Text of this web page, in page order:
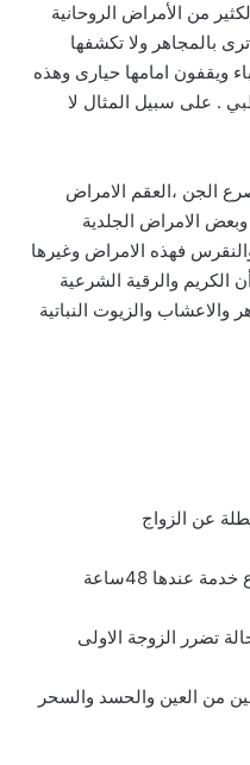
من الأمراض الروحانية
بالمجاهر ولا تكشفها
ويقفون امامها حيارى وهذه
. على سبيل المثال لا
الجن ،العقم الامراض
الامراض الجلدية
فهذه الامراض وغيرها
الكريم والرقية الشرعية
والاعشاب والزيوت النباتية
من العين والحسد والسحر